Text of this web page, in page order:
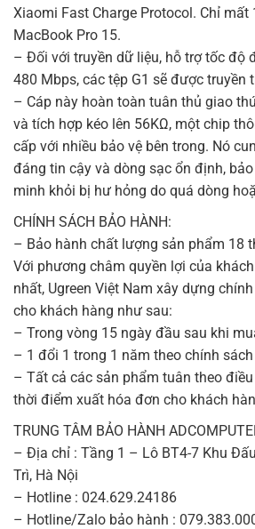
Xiaomi Fast Charge Protocol. Chỉ mất
MacBook Pro 15.
– Đối với truyền dữ liệu, hỗ trợ tốc độ
480 Mbps, các tệp G1 sẽ được truyền
– Cáp này hoàn toàn tuân thủ giao
và tích hợp kéo lên 56KΩ, một chip
cấp với nhiều bảo vệ bên trong. Nó
đáng tin cậy và dòng sạc ổn định,
minh khỏi bị hư hỏng do quá dòng
CHÍNH SÁCH BẢO HÀNH:
– Bảo hành chất lượng sản phẩm 18
Với phương châm quyền lợi của
nhất, Ugreen Việt Nam xây dựng
cho khách hàng như sau:
– Trong vòng 15 ngày đầu sau khi
– 1 đổi 1 trong 1 năm theo chính
– Tất cả các sản phẩm tuân theo
thời điểm xuất hóa đơn cho khách
TRUNG TÂM BẢO HÀNH
– Địa chỉ : Tầng 1 – Lô BT4-7 Khu
Trì, Hà Nội
– Hotline : 024.629.24186
– Hotline/Zalo bảo hành :